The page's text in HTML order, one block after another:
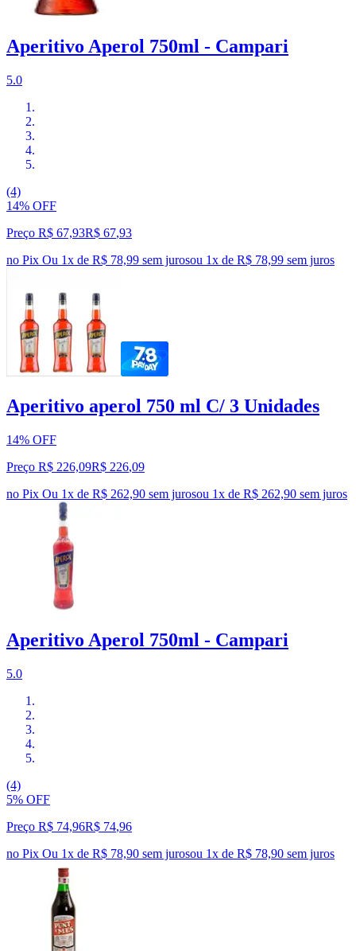
Aperitivo Aperol 750ml - Campari
5.0
(4)
14% OFF
Preço R$ 67,93R$ 67,93
no Pix Ou 1x de R$ 78,99 sem jurosou 1x de R$ 78,99 sem juros
Aperitivo aperol 750 ml C/ 3 Unidades
14% OFF
Preço R$ 226,09R$ 226,09
no Pix Ou 1x de R$ 262,90 sem jurosou 1x de R$ 262,90 sem juros
Aperitivo Aperol 750ml - Campari
5.0
(4)
5% OFF
Preço R$ 74,96R$ 74,96
no Pix Ou 1x de R$ 78,90 sem jurosou 1x de R$ 78,90 sem juros